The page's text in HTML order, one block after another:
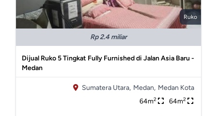
Ruko
Rp 2.4 miliar
Dijual Ruko 5 Tingkat Fully Furnished di Jalan Asia Baru -
Medan
Sumatera Utara, Medan, Medan Kota
64m2 64m2